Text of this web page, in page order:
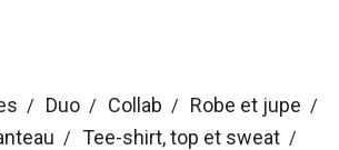
Duo Collab
Robe et jupe
Tee-shirt, top et sweat